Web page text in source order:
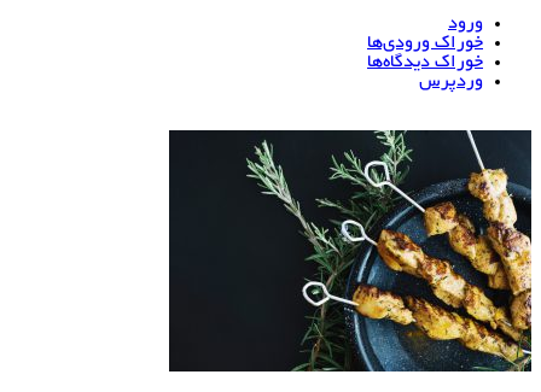
ورود
خوراک ورودی‌ها
خوراک دیدگاه‌ها
وردپرس